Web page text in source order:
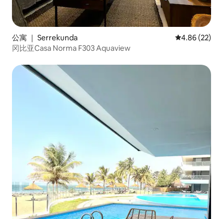
公寓 ｜ Serrekunda 平均评分
4.86 (22)
冈比亚Casa Norma F303 Aquaview